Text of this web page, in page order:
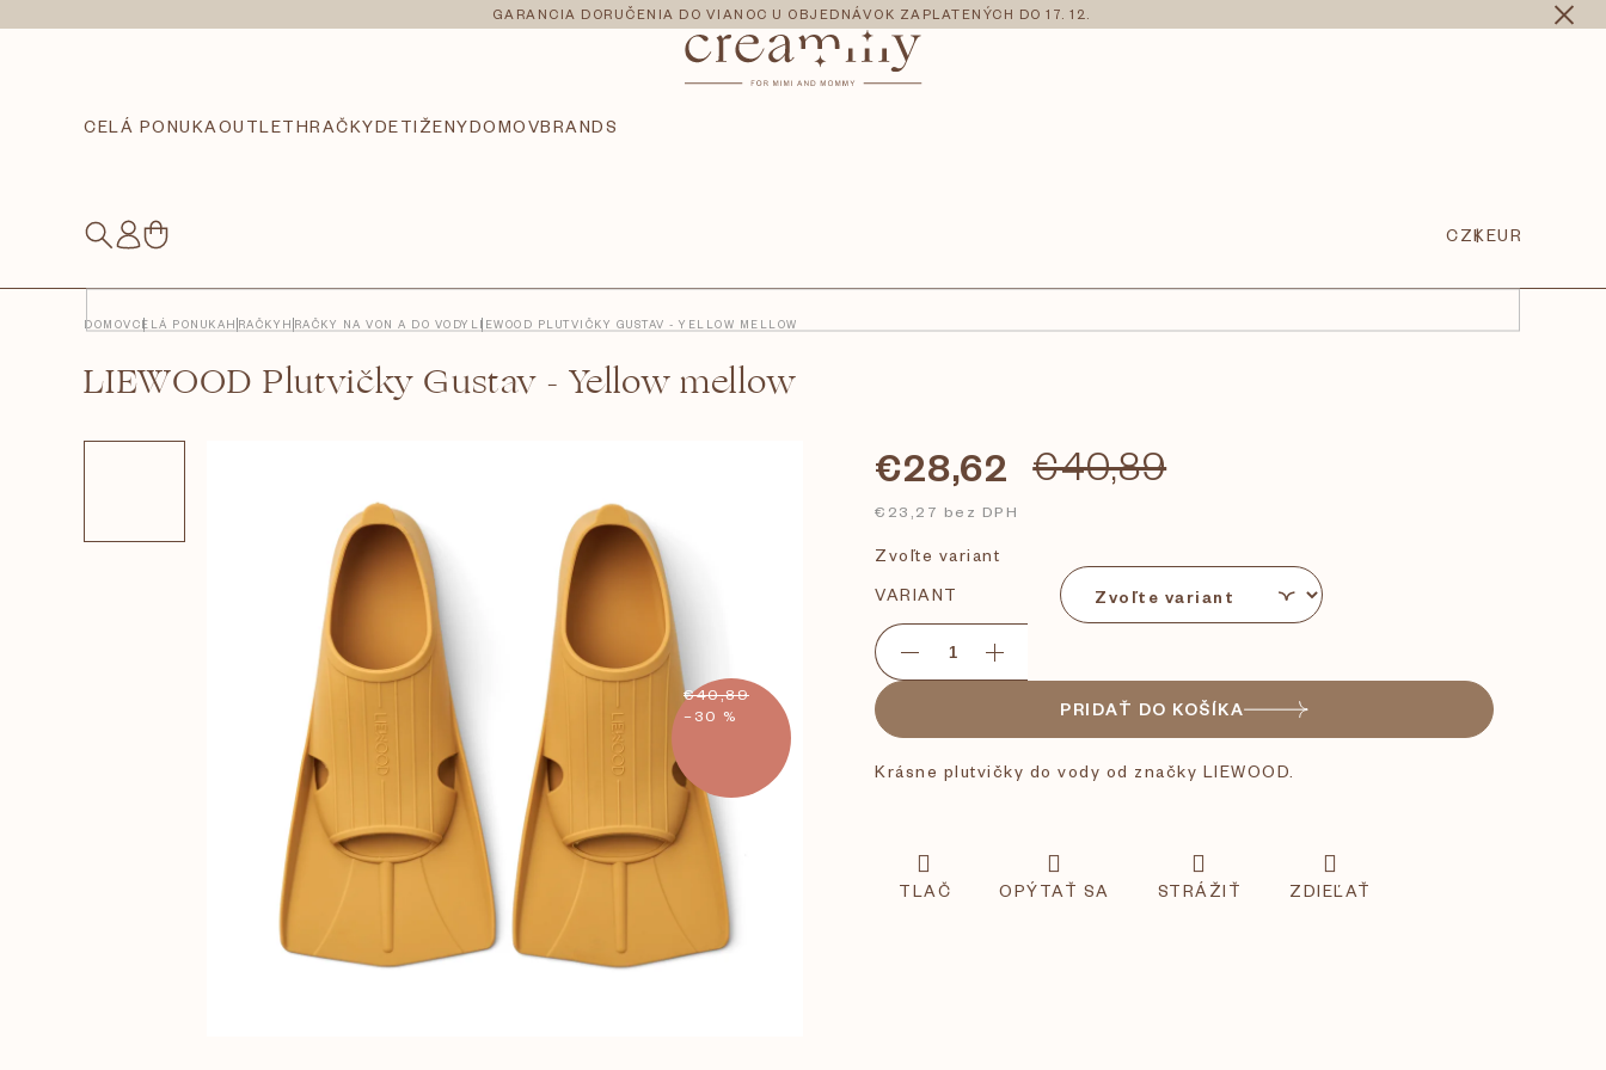
na
GARANCIA DORUČENIA DO VIANOC U OBJEDNÁVOK ZAPLATENÝCH DO 17. 12.
CELÁ PONUKAOUTLETHRAČKYDETI ŽENYDOMOVBRANDS
NÁKUPNÝ
CZKEUR
DOMOVCELÁ PONUKAHRAČKY HRAČKY NA VON A DO VODY LIEWOOD PLUTVIČKY GUSTAV - YELLOW MELLOW
LIEWOOD Plutvičky Gustav - Yellow mellow
€40,89
–30 %
€40,89
€28,62
€23,27 bez DPH
Zvoľte variant
VARIANT
PRIDAŤ DO KOŠÍKA
Krásne plutvičky do vody od značky LIEWOOD.
TLAČ OPÝTAŤ SA STRÁŽIŤ ZDIEĽAŤ